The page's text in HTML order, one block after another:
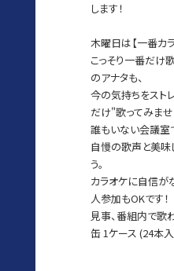
します！
木曜日は【一番カ
こっそり一番だけ
のアナタも、
今の気持ちをスト
だけ"歌ってみませ
誰もいない会議室
自慢の歌声と美味
う。
カラオケに自信が
人参加もOKです！
見事、番組内で歌
缶 1ケース (24本入)